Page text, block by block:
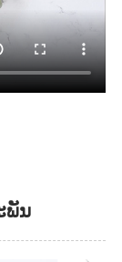
ພັນ